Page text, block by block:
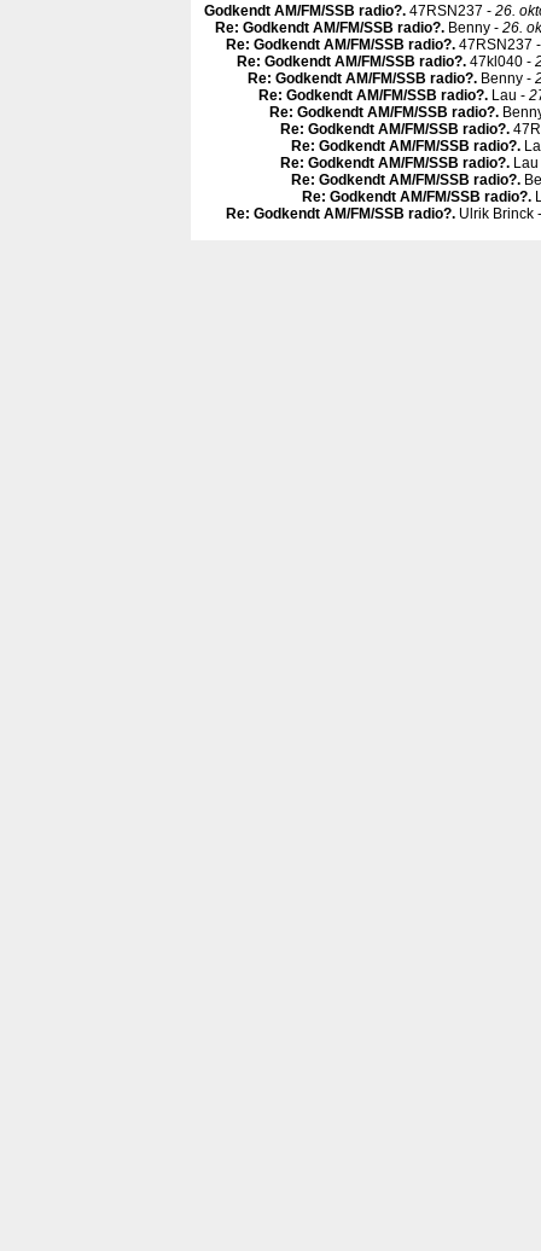
Godkendt AM/FM/SSB radio?. 47RSN237 - 26.
Re: Godkendt AM/FM/SSB radio?. Benny - 26.
Re: Godkendt AM/FM/SSB radio?. 47RSN237
Re: Godkendt AM/FM/SSB radio?. 47kl040 -
Re: Godkendt AM/FM/SSB radio?. Benny -
Re: Godkendt AM/FM/SSB radio?. Lau -
Re: Godkendt AM/FM/SSB radio?.
Re: Godkendt AM/FM/SSB radio?.
Re: Godkendt AM/FM/SSB radio?.
Re: Godkendt AM/FM/SSB radio?.
Re: Godkendt AM/FM/SSB radio?.
Re: Godkendt AM/FM/SSB radio?.
Re: Godkendt AM/FM/SSB radio?. Ulrik Brinck